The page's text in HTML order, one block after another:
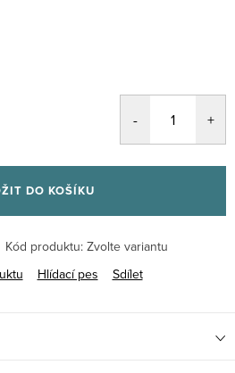
DO KOŠÍKU
Kód produktu: Zvolte variantu
Hlídací pes Sdílet